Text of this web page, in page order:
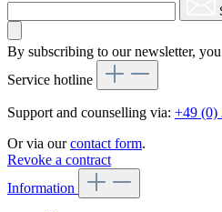
By subscribing to our newsletter,
Service hotline
Support and counselling via: +49 (0)
Or via ourcontact form.
Revoke a contract
Information